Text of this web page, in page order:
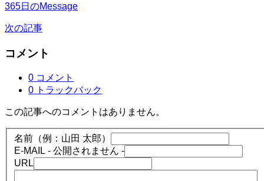
365日のMessage
次の記事
コメント
0 コメント
0 トラックバック
この記事へのコメントはありません。
名前（例：山田 太郎）
E-MAIL - 公開されません -
URL